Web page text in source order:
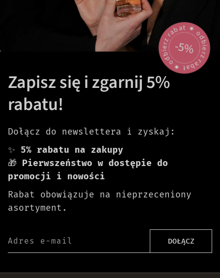
odbierz rabat 🟎 odbierz rabat 🟎
-5%
Zapisz się i zgarnij 5%
rabatu!
Dołącz do newslettera i zyskaj:
✨ 5% rabatu na zakupy
🎁 Pierwszeństwo w dostępie do
promocji i nowości
Rabat obowiązuje na nieprzeceniony
asortyment.
Adres e-mail DOŁĄCZ